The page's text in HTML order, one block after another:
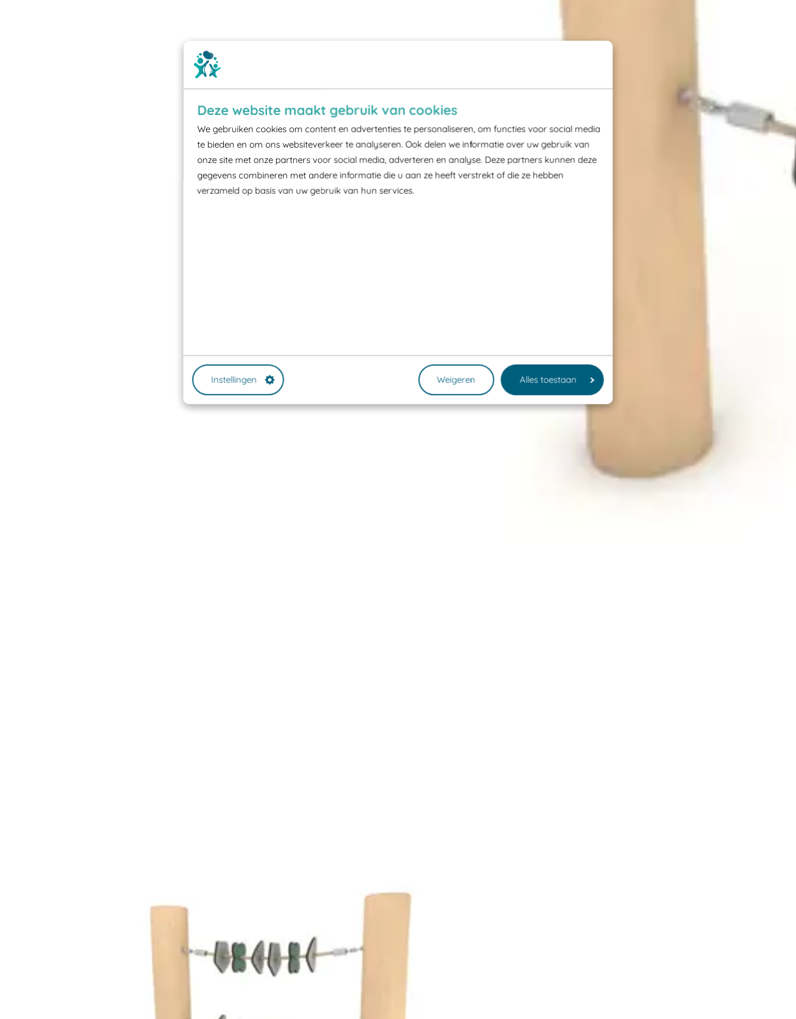
Deze website maakt gebruik van cookies
We gebruiken cookies om content en advertenties te personaliseren, om functies voor social media
te bieden en om ons websiteverkeer te analyseren. Ook delen we informatie over uw gebruik van
onze site met onze partners voor social media, adverteren en analyse. Deze partners kunnen deze
gegevens combineren met andere informatie die u aan ze heeft verstrekt of die ze hebben
verzameld op basis van uw gebruik van hun services.
Instellingen Weigeren Alles toestaan